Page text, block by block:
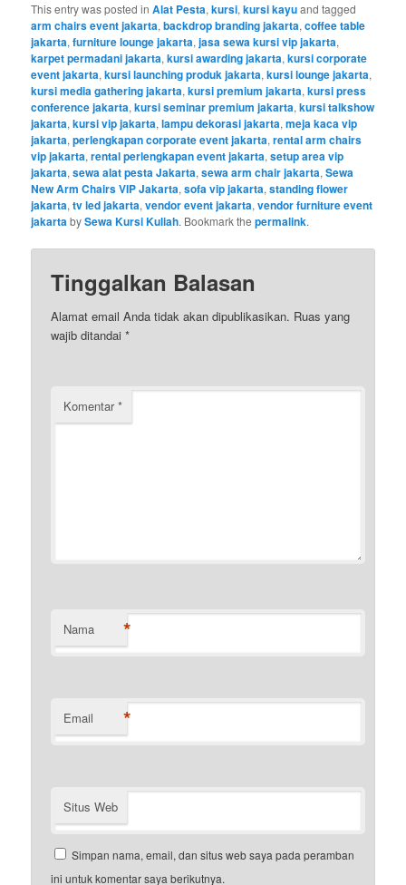
This entry was posted inAlat Pesta,kursi,kursi kayuand tagged
arm chairs event jakarta,backdrop branding jakarta,coffee table
jakarta,furniture lounge jakarta,jasa sewa kursi vip jakarta,
karpet permadani jakarta,kursi awarding jakarta,kursi corporate
event jakarta,kursi launching produk jakarta,kursi lounge jakarta,
kursi media gathering jakarta,kursi premium jakarta,kursi press
conference jakarta,kursi seminar premium jakarta,kursi talkshow
jakarta,kursi vip jakarta,lampu dekorasi jakarta,meja kaca vip
jakarta,perlengkapan corporate event jakarta,rental arm chairs
vip jakarta,rental perlengkapan event jakarta,setup area vip
jakarta,sewa alat pesta Jakarta,sewa arm chair jakarta,Sewa
New Arm Chairs VIP Jakarta,sofa vip jakarta,standing flower
jakarta,tv led jakarta,vendor event jakarta,vendor furniture event
jakartabySewa Kursi Kuliah. Bookmark thepermalink.
Tinggalkan Balasan
Alamat email Anda tidak akan dipublikasikan. Ruas yang
wajib ditandai*
Komentar*
Nama *
Email *
Situs Web
Simpan nama, email, dan situs web saya pada peramban
ini untuk komentar saya berikutnya.